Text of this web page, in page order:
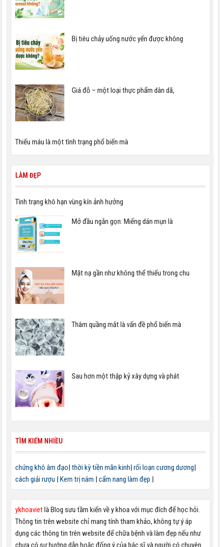
Bị tiêu chảy uống nước yến được không
Giá đỗ – một loại thực phẩm dân dã,
Thiếu máu là một tình trạng phổ biến mà
LÀM ĐẸP
Tình trạng khô hạn vùng kín ảnh hưởng
Mở đầu ngắn gọn: Miếng dán mụn là
Mặt nạ gần như không thể thiếu trong chu
Thâm quầng mắt là vấn đề phổ biến mà
Sau hơn một thập kỷ xây dựng và phát
TÌM KIẾM NHIỀU
chứng khô âm đạo| thời kỳ tiền mãn kinh| rối loạn cương dương|
cách giải rượu | Kem trị nám | cẩm nang làm đẹp |
ykhoavietlà Blog sưu tầm kiến về y khoa với mục đích để học hỏi.
Thông tin trên website chỉ mang tính tham khảo, không tự ý áp
dụng các thông tin trên website để chữa bệnh và làm đẹp nếu như
chưa có sự hướng dẫn hoặc đống ý của bác sĩ và người có chuyên